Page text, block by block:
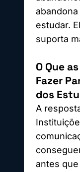
estudar.
suporta
O Que
Fazer
dos
A
antes